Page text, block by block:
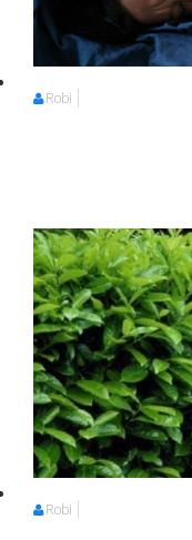
Robi
Robi